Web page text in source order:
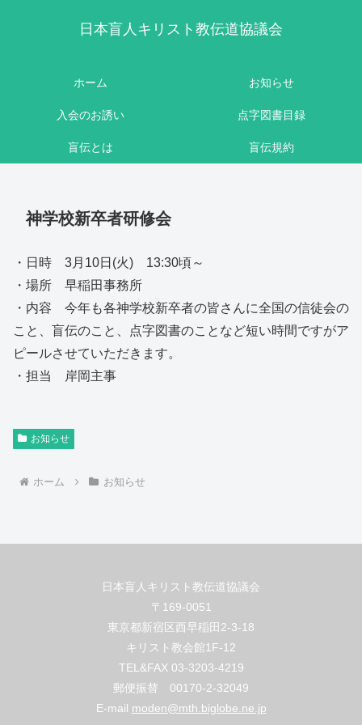
日本盲人キリスト教伝道協議会
ホーム お知らせ
入会のお誘い 点字図書目録
盲伝とは 盲伝規約
神学校新卒者研修会
・日時 3月10日(火) 13:30頃～
・場所 早稲田事務所
・内容 今年も各神学校新卒者の皆さんに全国の信徒会の
こと、盲伝のこと、点字図書のことなど短い時間ですがア
ピールさせていただきます。
・担当 岸岡主事
お知らせ
ホーム お知らせ
日本盲人キリスト教伝道協議会
〒169-0051
東京都新宿区西早稲田2-3-18
キリスト教会館1F-12
TEL&FAX 03-3203-4219
郵便振替 00170-2-32049
E-mail moden@mth.biglobe.ne.jp